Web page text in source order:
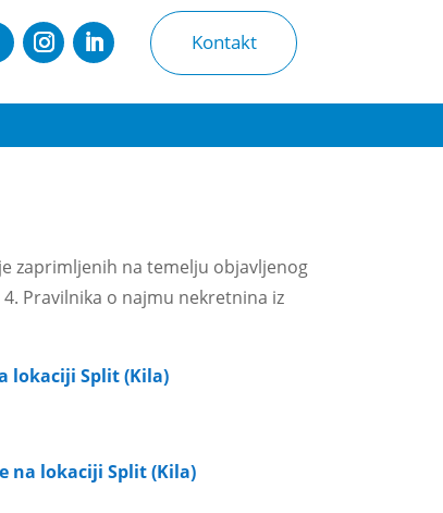
Kontakt
zaprimljenih na temelju objavljenog
Pravilnika o najmu nekretnina iz
lokaciji Split (Kila)
na lokaciji Split (Kila)